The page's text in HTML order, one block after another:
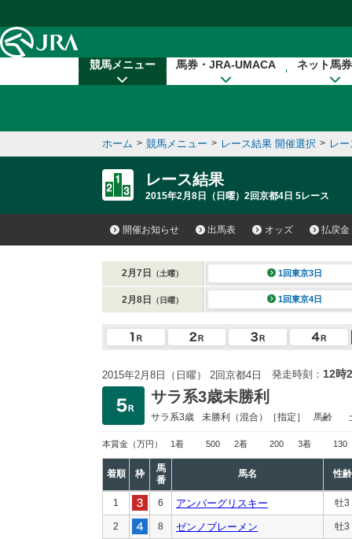
競馬メニュー 馬券・JRA-UMACA ネット馬
ホーム > 競馬メニュー > レース結果 開催選択 > レ
レース結果
2015年2月8日（日曜）2回京都4日 5レース
開催お知らせ 出馬表 オッズ 払戻金
2月7日 （土曜） 1回東京3日
2月8日 （日曜） 1回東京4日
2015年2月8日（日曜） 2回京都4日 発走時刻： 12時
サラ系3歳未勝利
サラ系3歳 未勝利 （混合）［指定］ 馬齢
本賞金 （万円） 1着 500 2着 200 3着 130
着順 枠
馬
番
馬名 性齢
1 6 アンバーグリスキー 牡3
2 8 ゼンノブレーメン 牡3